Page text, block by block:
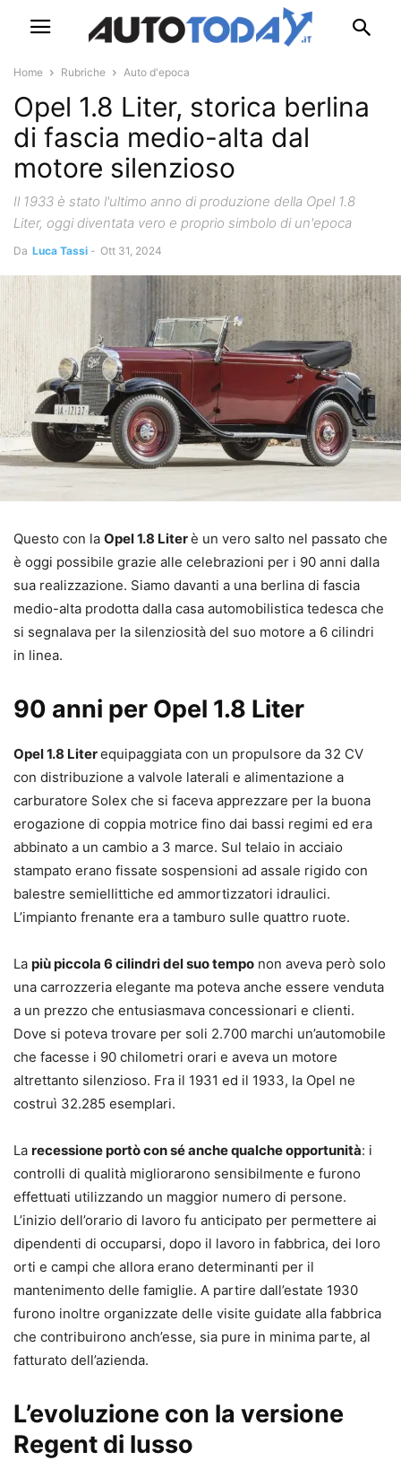
Home Rubriche Auto d'epoca
Opel 1.8 Liter, storica berlina
di fascia medio-alta dal
motore silenzioso
Il 1933 è stato l'ultimo anno di produzione della Opel 1.8
Liter, oggi diventata vero e proprio simbolo di un'epoca
Da Luca Tassi - Ott 31, 2024
Questo con la Opel 1.8 Literè un vero salto nel passato che
è oggi possibile grazie alle celebrazioni per i 90 anni dalla
sua realizzazione. Siamo davanti a una berlina di fascia
medio-alta prodotta dalla casa automobilistica tedesca che
si segnalava per la silenziosità del suo motore a 6 cilindri
in linea.
90 anni per Opel 1.8 Liter
Opel 1.8 Literequipaggiata con un propulsore da 32 CV
con distribuzione a valvole laterali e alimentazione a
carburatore Solex che si faceva apprezzare per la buona
erogazione di coppia motrice fino dai bassi regimi ed era
abbinato a un cambio a 3 marce. Sul telaio in acciaio
stampato erano fissate sospensioni ad assale rigido con
balestre semiellittiche ed ammortizzatori idraulici.
L’impianto frenante era a tamburo sulle quattro ruote.
La più piccola 6 cilindri del suo tempo non aveva però solo
una carrozzeria elegante ma poteva anche essere venduta
a un prezzo che entusiasmava concessionari e clienti.
Dove si poteva trovare per soli 2.700 marchi un’automobile
che facesse i 90 chilometri orari e aveva un motore
altrettanto silenzioso. Fra il 1931 ed il 1933, la Opel ne
costruì 32.285 esemplari.
La recessione portò con sé anche qualche opportunità: i
controlli di qualità migliorarono sensibilmente e furono
effettuati utilizzando un maggior numero di persone.
L’inizio dell’orario di lavoro fu anticipato per permettere ai
dipendenti di occuparsi, dopo il lavoro in fabbrica, dei loro
orti e campi che allora erano determinanti per il
mantenimento delle famiglie. A partire dall’estate 1930
furono inoltre organizzate delle visite guidate alla fabbrica
che contribuirono anch’esse, sia pure in minima parte, al
fatturato dell’azienda.
L’evoluzione con la versione
Regent di lusso